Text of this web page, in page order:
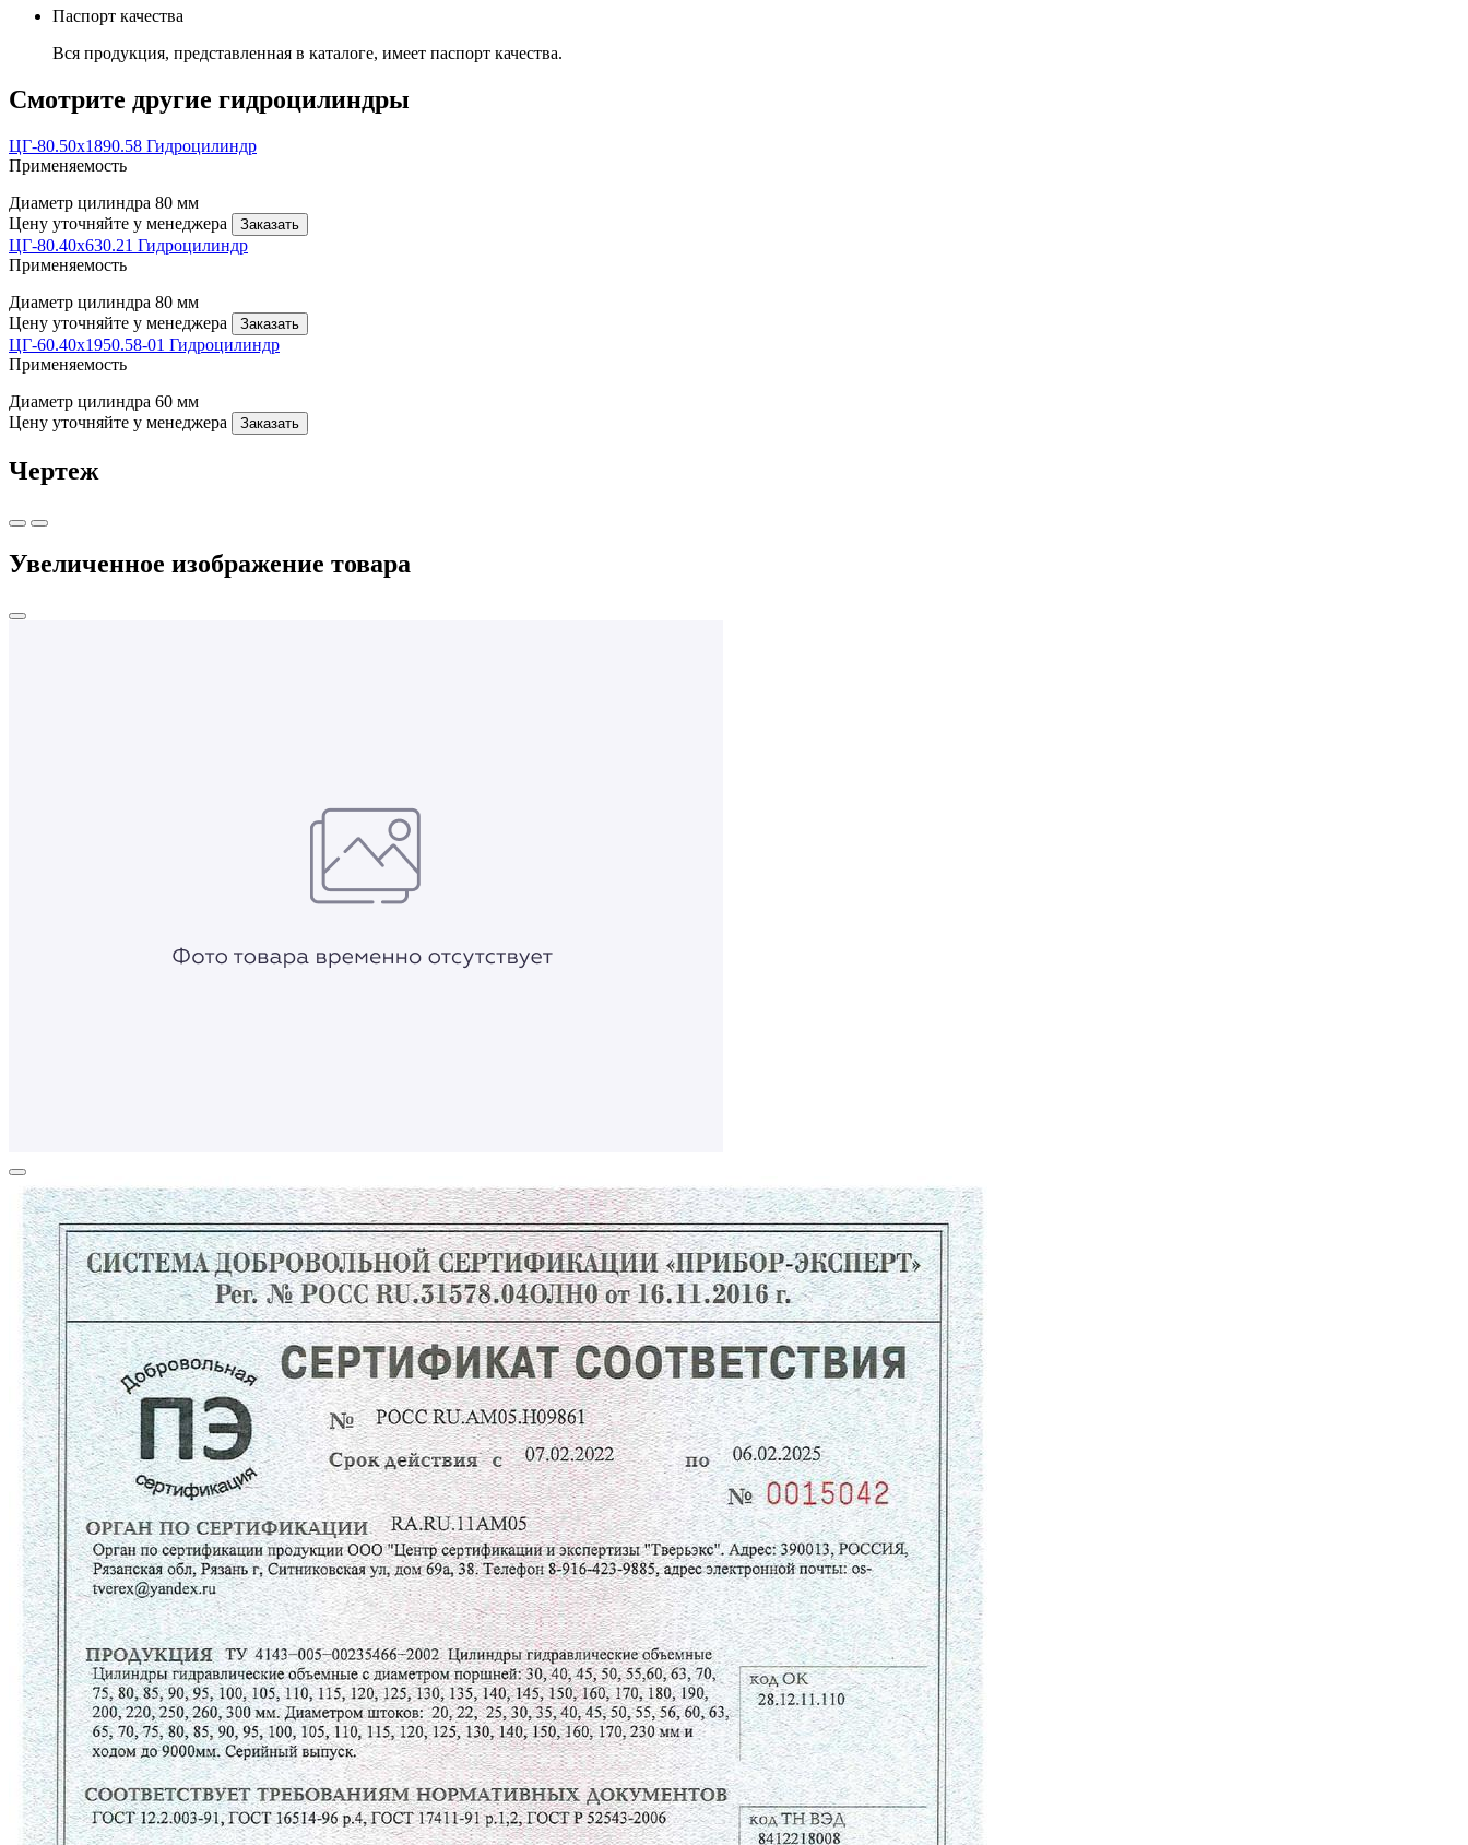
Паспорт качества
Вся продукция, представленная в каталоге, имеет паспорт качества.
Смотрите другие гидроцилиндры
ЦГ-80.50х1890.58 Гидроцилиндр
Применяемость
Диаметр цилиндра 80 мм
Цену уточняйте у менеджера
Заказать
ЦГ-80.40х630.21 Гидроцилиндр
Применяемость
Диаметр цилиндра 80 мм
Цену уточняйте у менеджера
Заказать
ЦГ-60.40х1950.58-01 Гидроцилиндр
Применяемость
Диаметр цилиндра 60 мм
Цену уточняйте у менеджера
Заказать
Чертеж
Увеличенное изображение товара